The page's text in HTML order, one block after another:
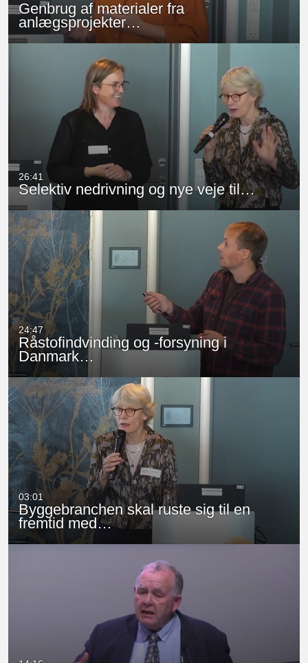
Genbrug af materialer fra
anlægsprojekter…
26:41
Selektiv nedrivning og nye veje til…
24:47
Råstofindvinding og -forsyning i
Danmark…
03:01
Byggebranchen skal ruste sig til en
fremtid med…